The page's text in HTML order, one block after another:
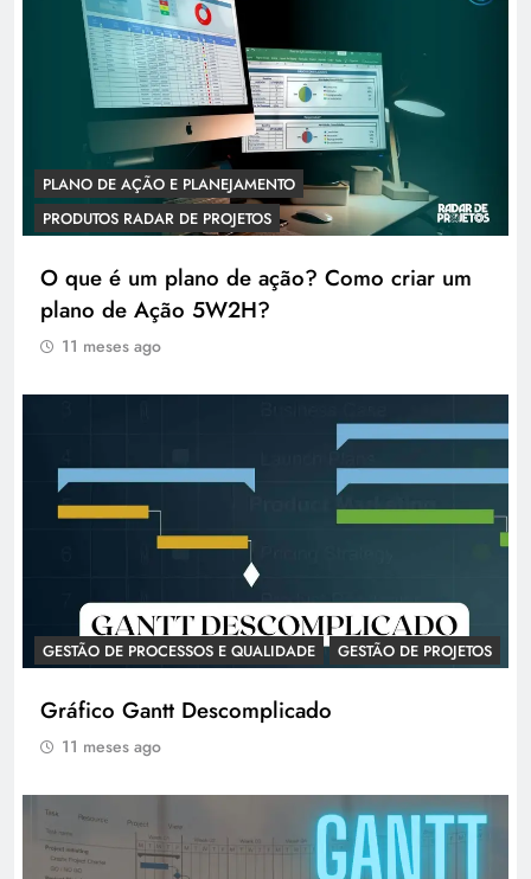
PLANO DE AÇÃO E PLANEJAMENTO
PRODUTOS RADAR DE PROJETOS
O que é um plano de ação? Como criar um
plano de Ação 5W2H?
11 meses ago
GESTÃO DE PROCESSOS E QUALIDADE GESTÃO DE PROJETOS
Gráfico Gantt Descomplicado
11 meses ago